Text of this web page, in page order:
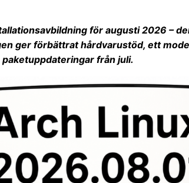
för augusti 2026 –
ger förbättrat hårdvarustöd, ett
från juli.